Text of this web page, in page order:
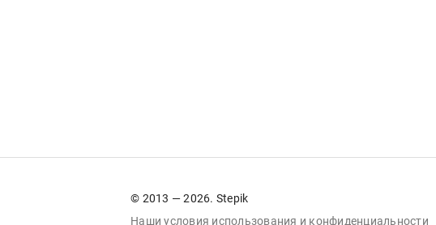
© 2013 — 2026. Stepik
Наши условия использования и конфиденциальности